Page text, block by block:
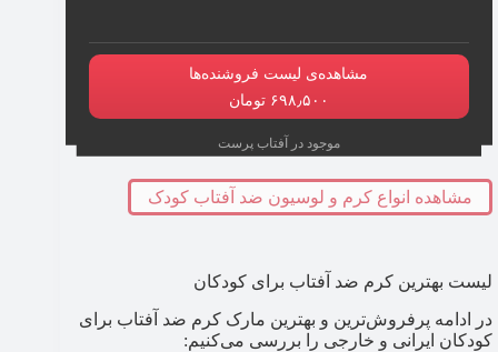
مشاهده‌ی لیست فروشنده‌ها
۶۹۸٫۵۰۰ تومان
موجود در آفتاب پرست
مشاهده انواع کرم و لوسیون ضد آفتاب کودک
لیست بهترین کرم ضد آفتاب برای کودکان
در ادامه پرفروش‌ترین و بهترین مارک کرم ضد آفتاب برای
کودکان ایرانی و خارجی را بررسی می‌کنیم: